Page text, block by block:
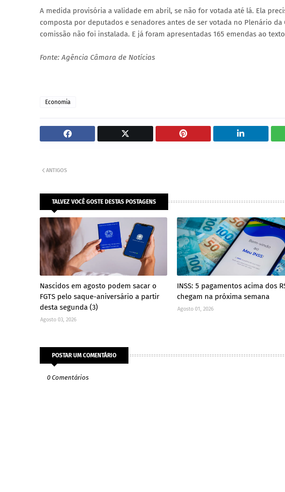
A medida provisória a validade em abril, se não for votada até lá. Ela
composta por deputados e senadores antes de ser votada no Plenário da
comissão não foi instalada. E já foram apresentadas 165 emendas ao
Fonte: Agência Câmara de Notícias
Economia
ANTIGOS
TALVEZ VOCÊ GOSTE DESTAS POSTAGENS
Nascidos em agosto podem sacar o
FGTS pelo saque-aniversário a partir
desta segunda (3)
Agosto 03, 2026
INSS: 5 pagamentos acima dos
chegam na próxima semana
Agosto 01, 2026
POSTAR UM COMENTÁRIO
0 Comentários